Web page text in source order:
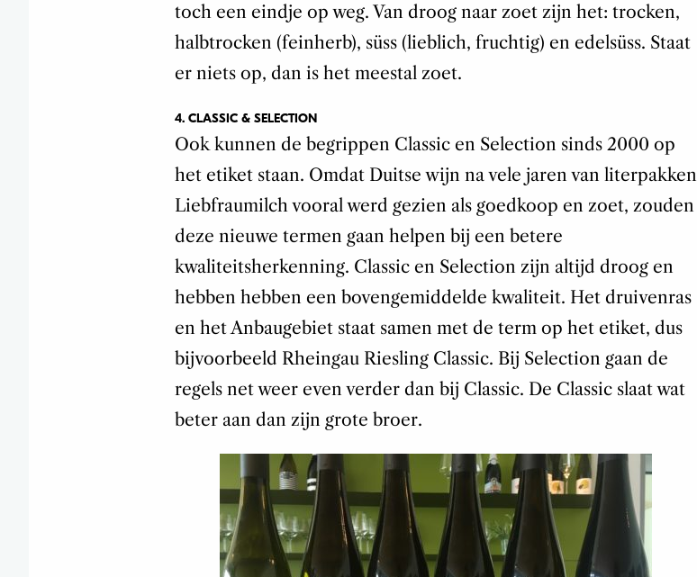
toch een eindje op weg. Van droog naar zoet zijn het: trocken,
halbtrocken (feinherb), süss (lieblich, fruchtig) en edelsüss. Staat
er niets op, dan is het meestal zoet.
4. CLASSIC & SELECTION
Ook kunnen de begrippen Classic en Selection sinds 2000 op
het etiket staan. Omdat Duitse wijn na vele jaren van literpakken
Liebfraumilch vooral werd gezien als goedkoop en zoet, zouden
deze nieuwe termen gaan helpen bij een betere
kwaliteitsherkenning. Classic en Selection zijn altijd droog en
hebben hebben een bovengemiddelde kwaliteit. Het druivenras
en het Anbaugebiet staat samen met de term op het etiket, dus
bijvoorbeeld Rheingau Riesling Classic. Bij Selection gaan de
regels net weer even verder dan bij Classic. De Classic slaat wat
beter aan dan zijn grote broer.